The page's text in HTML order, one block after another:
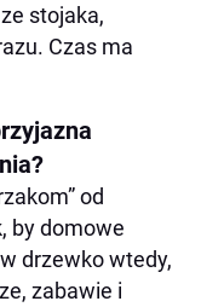
stojaka,
Czas ma
od
by domowe
drzewko wtedy,
zabawie i